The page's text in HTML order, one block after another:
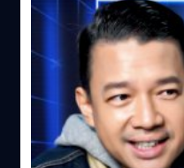
อย่าบอกนะว่า ‘โอ๊
beartai ITQ
โอ๊ต ปราโมทย์ ปาทาน
ประสบความสำเร็จบนโ
ตัวเมื่อ 3 ปีที่แล้ว วันนี้เ